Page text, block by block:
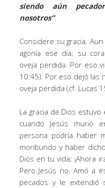
siendo aún
nosotros”.
Considere su gracia.
agonía ese día; su
oveja perdida. Por eso
10:45). Por eso dejó las
oveja perdida (cf. Lucas
La gracia de Dios
cuando Jesús murió
persona podría haber
moribundo y haber
Dios en tu vida; ¡Ahora
Pero Jesús no. Amó a
pecados y le extendió